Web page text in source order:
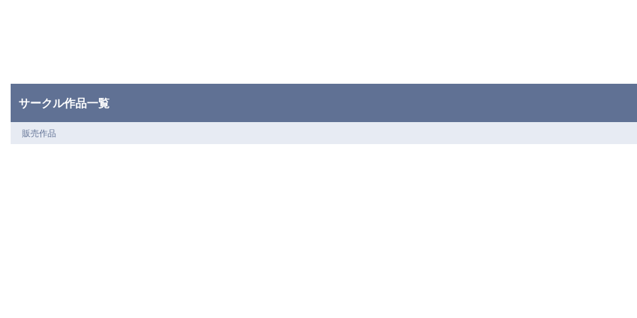
サークル作品一覧
販売作品